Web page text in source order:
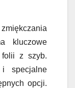
kluczowe
folii z szyb.
specjalne
opcji.